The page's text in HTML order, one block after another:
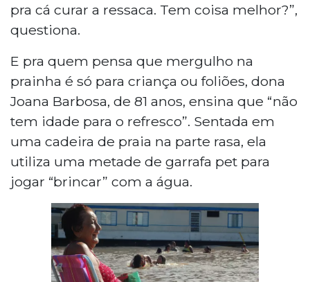
pra cá curar a ressaca. Tem coisa melhor?”,
questiona.
E pra quem pensa que mergulho na
prainha é só para criança ou foliões, dona
Joana Barbosa, de 81 anos, ensina que “não
tem idade para o refresco”. Sentada em
uma cadeira de praia na parte rasa, ela
utiliza uma metade de garrafa pet para
jogar “brincar” com a água.